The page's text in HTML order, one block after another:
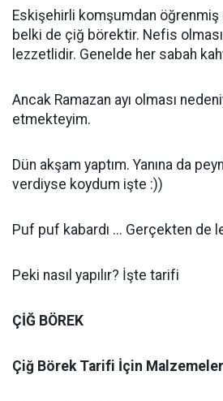
Eskişehirli komşumdan
belki de çiğ börektir. Nefis
lezzetlidir. Genelde her sabah
Ancak Ramazan ayı olması
etmekteyim.
Dün akşam yaptım. Yanına da
verdiyse koydum işte :))
Puf puf kabardı ... Gerçekten de
Peki nasıl yapılır? İşte tarifi
ÇİĞ BÖREK
Çiğ Börek Tarifi İçin